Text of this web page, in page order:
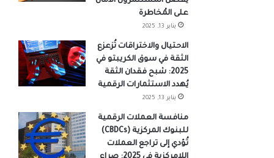
على المُخاطرة
يناير 13, 2025
الاحتيال والاختراقات تُزعزع
الثقة في سوق الكريبتو في
2025: شبح فقدان الثقة
يُهدد الاستثمارات الرقمية
يناير 13, 2025
منافسة العملات الرقمية
للبنوك المركزية (CBDCs)
تُؤدي إلى تراجع العملات